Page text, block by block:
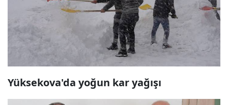
Yüksekova'da yoğun kar yağışı